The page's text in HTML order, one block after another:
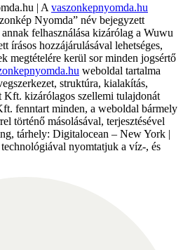
| A vaszonkepnyomda.hu
Nyomda” név bejegyzett
felhasználása kizárólag a Wuwu
írásos hozzájárulásával lehetséges,
megtételére kerül sor minden jogsértő
weboldal tartalma
struktúra, kialakítás,
kizárólagos szellemi tulajdonát
fenntart minden, a weboldal bármely
történő másolásával, terjesztésével
tárhely: Digitalocean – New York |
nyomtatjuk a víz-, és